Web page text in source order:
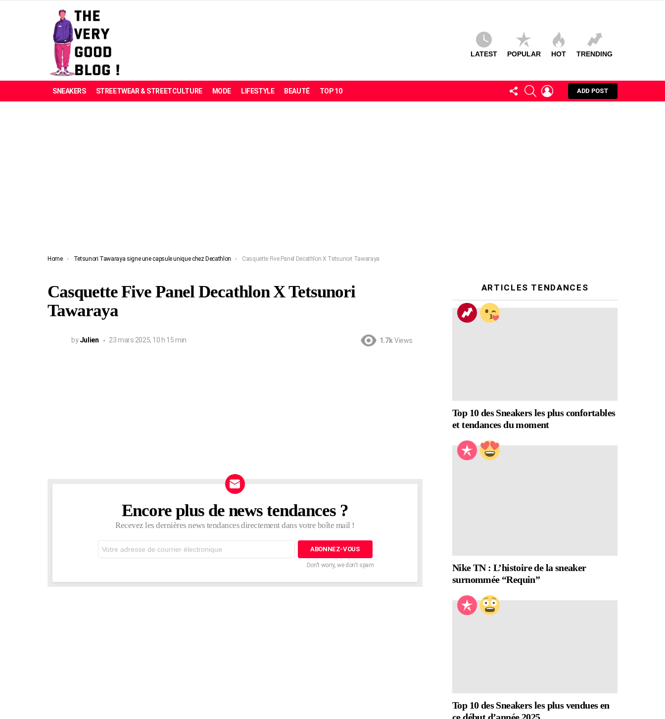
LATEST POPULAR HOT TRENDING
SNEAKERS STREETWEAR & STREETCULTURE MODE LIFESTYLE BEAUTÉ TOP 10
FOLLOW
US
SEARCHLOGIN
ADD POST
You are here:
Home Tetsunori Tawaraya signe une capsule unique chez Decathlon Casquette Five Panel Decathlon X Tetsunori Tawaraya
Casquette Five Panel Decathlon X Tetsunori
Tawaraya
by Julien 23 mars 2025, 10 h 15 min 1.7k Views
NEWSLETTEREncore plus de news tendances ?
Recevez les dernières news tendances directement dans votre boîte mail !
de
courrier
Don't worry, we don't spam
ARTICLES TENDANCES
Top 10 des Sneakers les plus confortables
et tendances du moment
Nike TN : L’histoire de la sneaker
surnommée “Requin”
Top 10 des Sneakers les plus vendues en